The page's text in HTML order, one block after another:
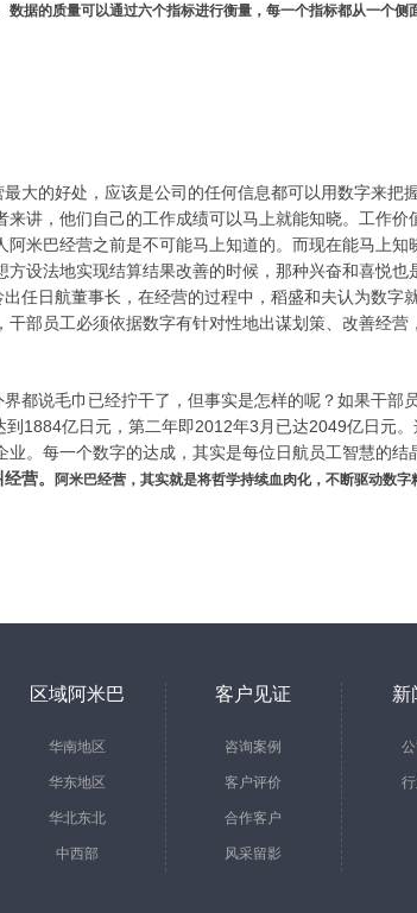
数据的质量可以通过六个指标进行衡量，每一个指标都从一个侧
大的好处，应该是公司的任何信息都可以用数字来把
来讲，他们自己的工作成绩可以马上就能知晓。工作
阿米巴经营之前是不可能马上知道的。而现在能马上
设法地实现结算结果改善的时候，那种兴奋和喜悦也
任日航董事长，在经营的过程中，稻盛和夫认为数字
干部员工必须依据数字有针对性地出谋划策、改善经
都说毛巾已经拧干了，但事实是怎样的呢？如果干部
1884亿日元，第二年即2012年3月已达2049亿日元
。每一个数字的达成，其实是每位日航员工智慧的结
营。
阿米巴经营，其实就是将哲学持续血肉化，不断驱动数
区域阿米巴
华南地区
华东地区
华北东北
中西部
客户见证
咨询案例
客户评价
合作客户
风采留影
新